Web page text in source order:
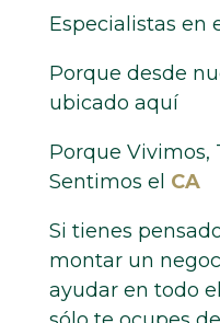
Especialistas en
Porque desde
ubicado aquí
Porque Vivimos,
Sentimos el CA
Si tienes
montar un
ayudar en todo